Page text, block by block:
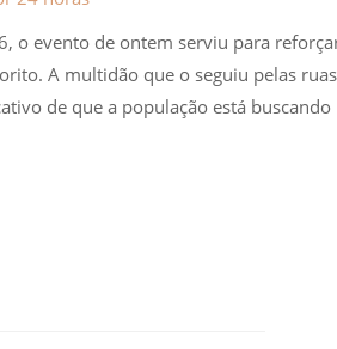
o evento de ontem serviu para
A multidão que o seguiu pelas
de que a população está buscando